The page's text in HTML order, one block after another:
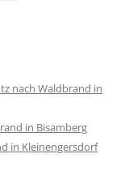
nach Waldbrand in
in Bisamberg
in Kleinengersdorf